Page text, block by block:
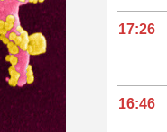
17:26
16:46